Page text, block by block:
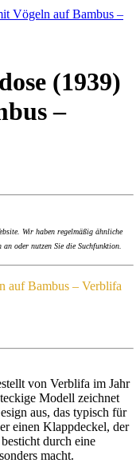
(1939)
–
Wir haben regelmäßig ähnliche
oder nutzen Sie die Suchfunktion.
auf Bambus – Verblifa
von Verblifa im Jahr
Modell zeichnet
aus, das typisch für
einen Klappdeckel, der
durch eine
macht.